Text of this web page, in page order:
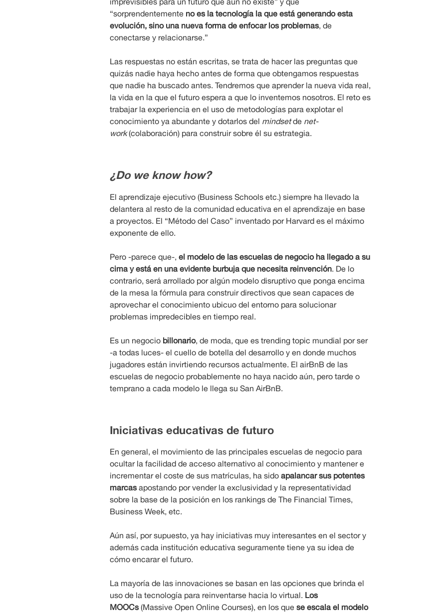
“sorprendentemente no es la tecnología la que está generando esta
evolución, sino una nueva forma de enfocar los problemas, de
conectarse y relacionarse.”
Las respuestas no están escritas, se trata de hacer las preguntas que
quizás nadie haya hecho antes de forma que obtengamos respuestas
que nadie ha buscado antes. Tendremos que aprender la nueva vida real,
la vida en la que el futuro espera a que lo inventemos nosotros. El reto es
trabajar la experiencia en el uso de metodologías para explotar el
conocimiento ya abundante y dotarlos del mindset de net-
work (colaboración) para construir sobre él su estrategia.
¿Do we know how?
El aprendizaje ejecutivo (Business Schools etc.) siempre ha llevado la
delantera al resto de la comunidad educativa en el aprendizaje en base
a proyectos. El “Método del Caso” inventado por Harvard es el máximo
exponente de ello.
Pero -parece que-, el modelo de las escuelas de negocio ha llegado a su
cima y está en una evidente burbuja que necesita reinvención . De lo
contrario, será arrollado por algún modelo disruptivo que ponga encima
de la mesa la fórmula para construir directivos que sean capaces de
aprovechar el conocimiento ubicuo del entorno para solucionar
problemas impredecibles en tiempo real.
Es un negocio billonario, de moda, que es trending topic mundial por ser
-a todas luces- el cuello de botella del desarrollo y en donde muchos
jugadores están invirtiendo recursos actualmente. El airBnB de las
escuelas de negocio probablemente no haya nacido aún, pero tarde o
temprano a cada modelo le llega su San AirBnB.
Iniciativas educativas de futuro
En general, el movimiento de las principales escuelas de negocio para
ocultar la facilidad de acceso alternativo al conocimiento y mantener e
incrementar el coste de sus matrículas, ha sido apalancar sus potentes
marcas apostando por vender la exclusividad y la representatividad
sobre la base de la posición en los rankings de The Financial Times,
Business Week, etc.
Aún así, por supuesto, ya hay iniciativas muy interesantes en el sector y
además cada institución educativa seguramente tiene ya su idea de
cómo encarar el futuro.
La mayoría de las innovaciones se basan en las opciones que brinda el
uso de la tecnología para reinventarse hacia lo virtual. Los
MOOCs (Massive Open Online Courses), en los que se escala el modelo